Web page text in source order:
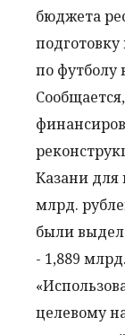
бюджета
по футболу
Казани для
млрд.
были
- 1,889
целевому